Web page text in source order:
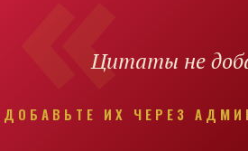
Цитаты не
ДОБАВЬТЕ ИХ ЧЕРЕЗ